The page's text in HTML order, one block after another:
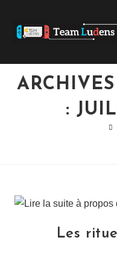
:
Les